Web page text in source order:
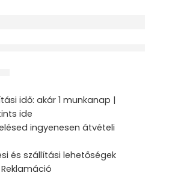
idő: akár 1 munkanap |
ide
ingyenesen átvételi
és szállítási lehetőségek